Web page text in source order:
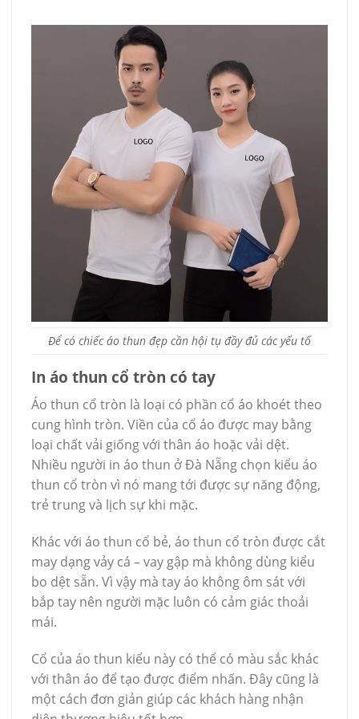
Để có chiếc áo thun đẹp cần hội tụ đầy đủ các yếu tố
In áo thun cổ tròn có tay
Áo thun cổ tròn là loại có phần cổ áo khoét theo
cung hình tròn. Viền của cổ áo được may bằng
loại chất vải giống với thân áo hoặc vải dệt.
Nhiều người in áo thun ở Đà Nẵng chọn kiểu áo
thun cổ tròn vì nó mang tới được sự năng động,
trẻ trung và lịch sự khi mặc.
Khác với áo thun cổ bẻ, áo thun cổ tròn được cắt
may dạng vảy cá – vay gập mà không dùng kiểu
bo dệt sẵn. Vì vậy mà tay áo không ôm sát với
bắp tay nên người mặc luôn có cảm giác thoải
mái.
Cổ của áo thun kiểu này có thể có màu sắc khác
với thân áo để tạo được điểm nhấn. Đây cũng là
một cách đơn giản giúp các khách hàng nhận